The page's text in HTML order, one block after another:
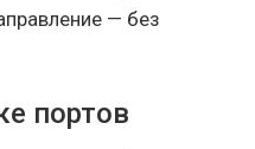
— без
портов